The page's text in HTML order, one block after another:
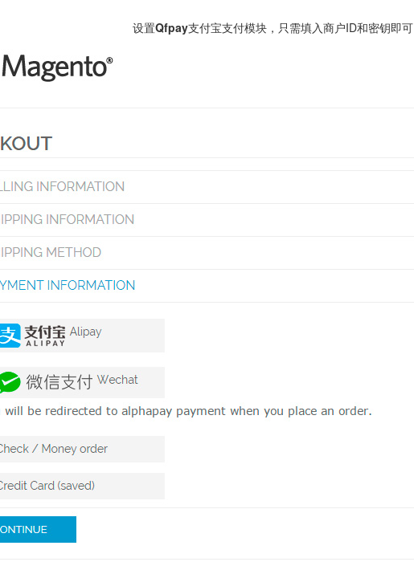
设置Qfpay支付宝支付模块，只需填入商户ID和密钥即可